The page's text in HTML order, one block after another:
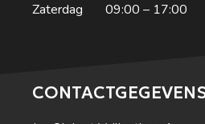
Zaterdag 09:00 – 17:00